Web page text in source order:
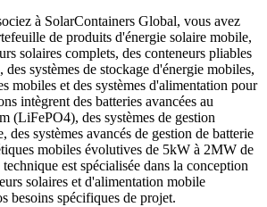
à SolarContainers Global, vous avez
de produits d'énergie solaire mobile,
solaires complets, des conteneurs pliables
systèmes de stockage d'énergie mobiles,
mobiles et des systèmes d'alimentation pour
intègrent des batteries avancées au
(LiFePO4), des systèmes de gestion
des systèmes avancés de gestion de batterie
mobiles évolutives de 5kW à 2MW de
est spécialisée dans la conception
solaires et d'alimentation mobile
besoins spécifiques de projet.